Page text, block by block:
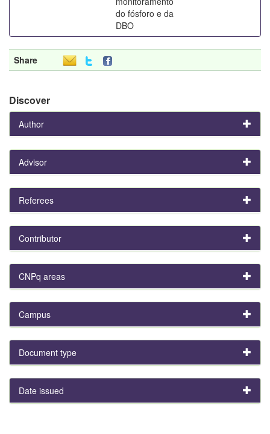
do fósforo e da
DBO
Share
Discover
Author
Advisor
Referees
Contributor
CNPq areas
Campus
Document type
Date issued